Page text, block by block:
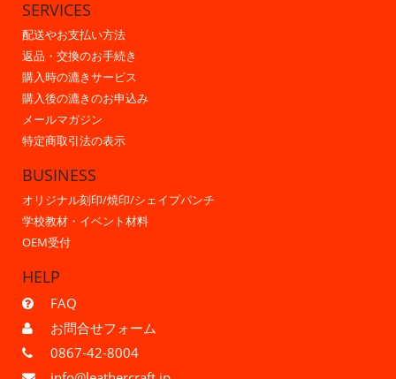
SERVICES
配送やお支払い方法
返品・交換のお手続き
購入時の漉きサービス
購入後の漉きのお申込み
メールマガジン
特定商取引法の表示
BUSINESS
オリジナル刻印/焼印/シェイプパンチ
学校教材・イベント材料
OEM受付
HELP
FAQ
お問合せフォーム
0867-42-8004